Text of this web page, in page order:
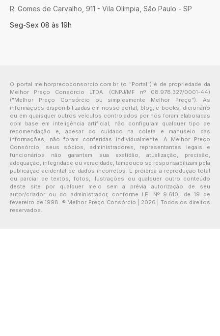
R. Gomes de Carvalho, 911 - Vila Olímpia, São Paulo - SP
Seg-Sex 08 às 19h
O portal melhorprecoconsorcio.com.br (o "Portal") é de propriedade da
Melhor Preço Consórcio LTDA. (CNPJ/MF nº 08.978.327/0001-44)
("Melhor Preço Consórcio ou simplesmente Melhor Preço"). As
informações disponibilizadas em nosso portal, blog, e-books, dicionário
ou em quaisquer outros veículos controlados por nós foram elaboradas
com base em inteligência artificial, não configuram qualquer tipo de
recomendação e, apesar do cuidado na coleta e manuseio das
informações, não foram conferidas individualmente. A Melhor Preço
Consórcio, seus sócios, administradores, representantes legais e
funcionários não garantem sua exatidão, atualização, precisão,
adequação, integridade ou veracidade, tampouco se responsabilizam pela
publicação acidental de dados incorretos. É proibida a reprodução total
ou parcial de textos, fotos, ilustrações ou qualquer outro conteúdo
deste site por qualquer meio sem a prévia autorização de seu
autor/criador ou do administrador, conforme LEI Nº 9.610, de 19 de
fevereiro de 1998. ® Melhor Preço Consórcio | 2026 | Todos os direitos
reservados.